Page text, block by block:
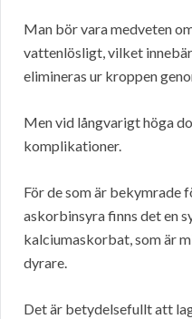
Man bör vara medveten
vattenlösligt, vilket
elimineras ur kroppen
Men vid långvarigt höga
komplikationer.
För de som är bekymrade
askorbinsyra finns det en
kalciumaskorbat, som är
dyrare.
Det är betydelsefullt att